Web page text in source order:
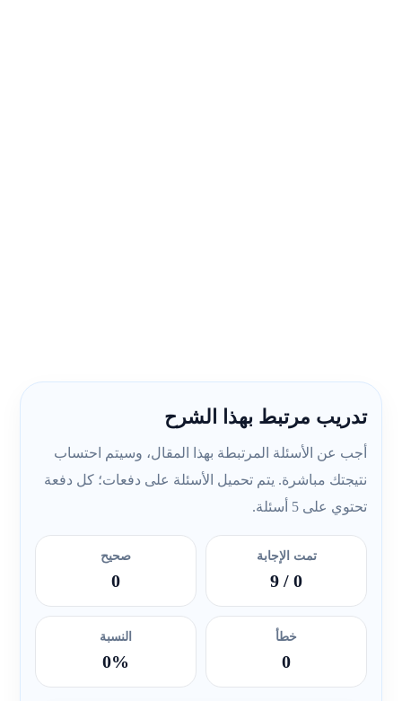
تدريب مرتبط بهذا الشرح
أجب عن الأسئلة المرتبطة بهذا المقال، وسيتم احتساب
نتيجتك مباشرة. يتم تحميل الأسئلة على دفعات؛ كل دفعة
تحتوي على 5 أسئلة.
تمت الإجابة
0
/ 9
صحيح
0
خطأ
0
النسبة
0%